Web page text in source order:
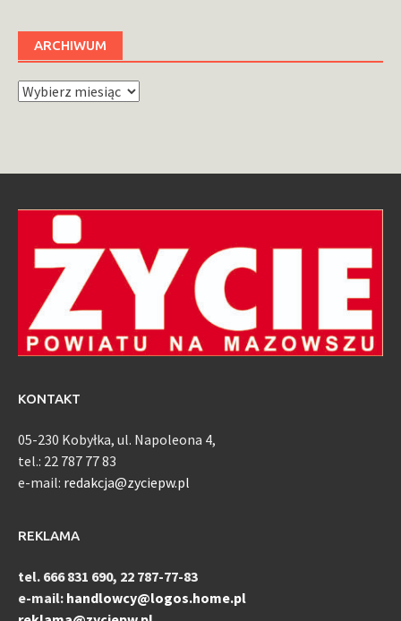
ARCHIWUM
Archiwum
KONTAKT
05-230 Kobyłka, ul. Napoleona 4,
tel.: 22 787 77 83
e-mail: redakcja@zyciepw.pl
REKLAMA
tel. 666 831 690, 22 787-77-83
e-mail: handlowcy@logos.home.pl